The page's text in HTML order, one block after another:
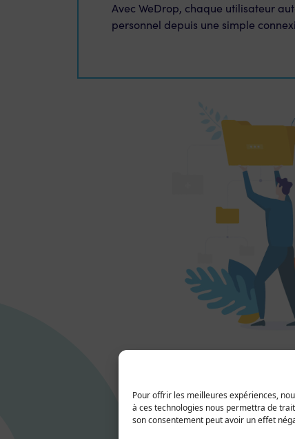
Pour offrir les meilleures expériences,
à ces technologies nous permettra de
son consentement peut avoir un effet
Avec WeDrop, chaque utilisateur
personnel depuis une simple